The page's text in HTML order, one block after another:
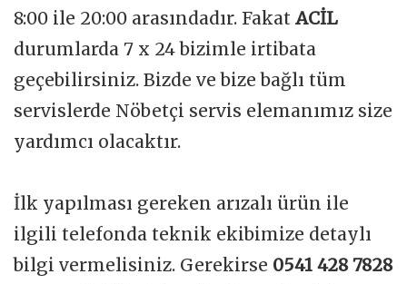
8:00 ile 20:00 arasındadır. Fakat ACİL
durumlarda 7 x 24 bizimle irtibata
geçebilirsiniz. Bizde ve bize bağlı tüm
servislerde Nöbetçi servis elemanımız size
yardımcı olacaktır.
İlk yapılması gereken arızalı ürün ile
ilgili telefonda teknik ekibimize detaylı
bilgi vermelisiniz. Gerekirse 0541 428 7828